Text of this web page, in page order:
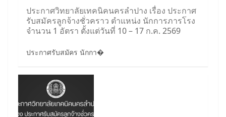
ประกาศวิทยาลัยเทคนิคนครลำปาง เรื่อง ประกาศ
รับสมัครลูกจ้างชั่วคราว ตำแหน่ง นักการภารโรง
จำนวน 1 อัตรา ตั้งแต่วันที่ 10 – 17 ก.ค. 2569
ประกาศรับสมัคร นักกา�